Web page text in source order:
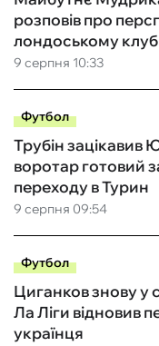
9 серпня 10:33
розповів про
лондоському
Футбол
9 серпня 09:54
Трубін зацікавив
воротар готовий
переходу в Турин
Футбол
Циганков знову у
Ла Ліги відновив
українця